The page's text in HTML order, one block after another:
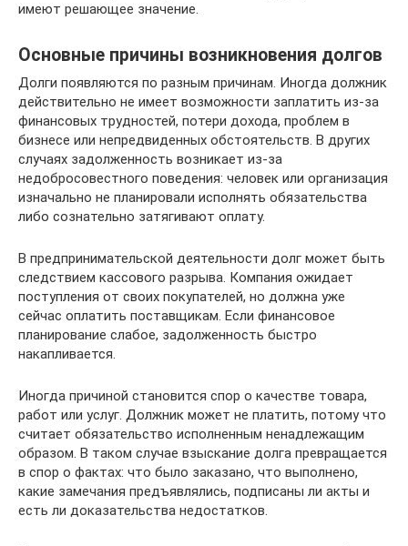
имеют решающее значение.
Основные причины возникновения долгов
Долги появляются по разным причинам. Иногда должник
действительно не имеет возможности заплатить из-за
финансовых трудностей, потери дохода, проблем в
бизнесе или непредвиденных обстоятельств. В других
случаях задолженность возникает из-за
недобросовестного поведения: человек или организация
изначально не планировали исполнять обязательства
либо сознательно затягивают оплату.
В предпринимательской деятельности долг может быть
следствием кассового разрыва. Компания ожидает
поступления от своих покупателей, но должна уже
сейчас оплатить поставщикам. Если финансовое
планирование слабое, задолженность быстро
накапливается.
Иногда причиной становится спор о качестве товара,
работ или услуг. Должник может не платить, потому что
считает обязательство исполненным ненадлежащим
образом. В таком случае взыскание долга превращается
в спор о фактах: что было заказано, что выполнено,
какие замечания предъявлялись, подписаны ли акты и
есть ли доказательства недостатков.